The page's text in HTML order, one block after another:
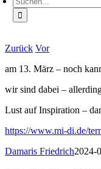
nach:
Zurück Vor
am 13. März – noch
wir sind dabei –
Lust auf Inspiration –
https://www.mi-di.de/
Damaris Friedrich2024-